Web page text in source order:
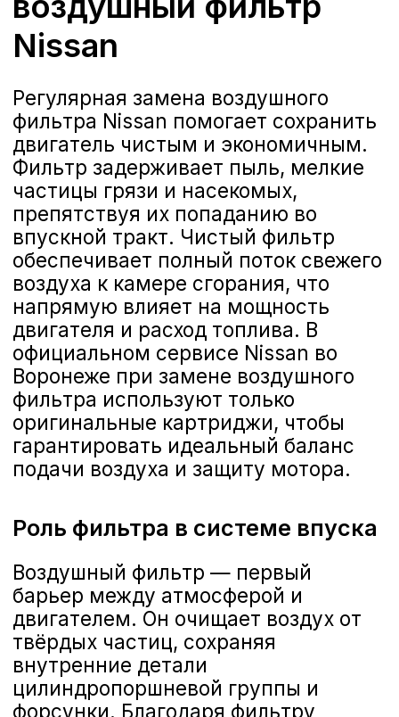
Роль фильтра в системе впуска
воздуха к камере сгорания, что
напрямую влияет на мощность
двигателя и расход топлива. В
фильтра используют только
оригинальные картриджи, чтобы
гарантировать идеальный баланс
подачи воздуха и защиту мотора.
Воздушный фильтр — первый
барьер между атмосферой и
двигателем. Он очищает воздух от
твёрдых частиц, сохраняя
внутренние детали
цилиндропоршневой группы и
форсунки. Благодаря фильтру
салонный воздух также проходит
менее загрязнённым, что особенно
важно зимой при использовании
рециркуляции.
Последствия засорения фильтра
Признаки загрязнённого
воздушного фильтра
При сильном загрязнении
воздушного фильтра падает приток
воздуха, что заставляет систему
теряет эластичность, появляется
«тупой» отклик педали газа,
расход топлива может вырасти на 5–
7%. Постоянная работа на
«грязном» фильтре приводит к
ускоренному износу клапанов и
цилиндров.